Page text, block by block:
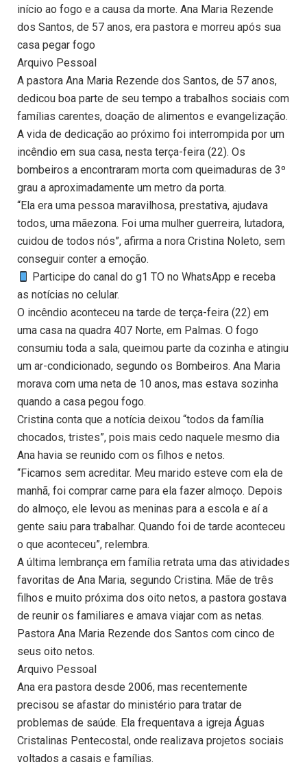
início ao fogo e a causa da morte. Ana Maria Rezende
dos Santos, de 57 anos, era pastora e morreu após sua
casa pegar fogo
Arquivo Pessoal
A pastora Ana Maria Rezende dos Santos, de 57 anos,
dedicou boa parte de seu tempo a trabalhos sociais com
famílias carentes, doação de alimentos e evangelização.
A vida de dedicação ao próximo foi interrompida por um
incêndio em sua casa, nesta terça-feira (22). Os
bombeiros a encontraram morta com queimaduras de 3º
grau a aproximadamente um metro da porta.
“Ela era uma pessoa maravilhosa, prestativa, ajudava
todos, uma mãezona. Foi uma mulher guerreira, lutadora,
cuidou de todos nós”, afirma a nora Cristina Noleto, sem
conseguir conter a emoção.
Participe do canal do g1 TO no WhatsApp e receba
as notícias no celular.
O incêndio aconteceu na tarde de terça-feira (22) em
uma casa na quadra 407 Norte, em Palmas. O fogo
consumiu toda a sala, queimou parte da cozinha e atingiu
um ar-condicionado, segundo os Bombeiros. Ana Maria
morava com uma neta de 10 anos, mas estava sozinha
quando a casa pegou fogo.
Cristina conta que a notícia deixou “todos da família
chocados, tristes”, pois mais cedo naquele mesmo dia
Ana havia se reunido com os filhos e netos.
“Ficamos sem acreditar. Meu marido esteve com ela de
manhã, foi comprar carne para ela fazer almoço. Depois
do almoço, ele levou as meninas para a escola e aí a
gente saiu para trabalhar. Quando foi de tarde aconteceu
o que aconteceu”, relembra.
A última lembrança em família retrata uma das atividades
favoritas de Ana Maria, segundo Cristina. Mãe de três
filhos e muito próxima dos oito netos, a pastora gostava
de reunir os familiares e amava viajar com as netas.
Pastora Ana Maria Rezende dos Santos com cinco de
seus oito netos.
Arquivo Pessoal
Ana era pastora desde 2006, mas recentemente
precisou se afastar do ministério para tratar de
problemas de saúde. Ela frequentava a igreja Águas
Cristalinas Pentecostal, onde realizava projetos sociais
voltados a casais e famílias.